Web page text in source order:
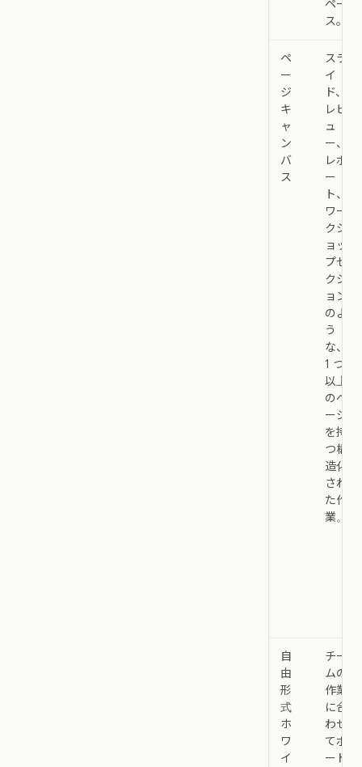
ペー
ス。
ペ
ー
ジ
キ
ャ
ン
バ
ス
スラ
イ
ド、
レビ
ュ
ー、
レポ
ー
ト、
ワー
クシ
ョッ
プセ
クシ
ョン
のよ
う
な、
1 つ
以上
のペ
ージ
を持
つ構
造化
され
た作
業。
自
由
形
式
ホ
ワ
イ
チー
ムの
作業
に合
わせ
てボ
ード